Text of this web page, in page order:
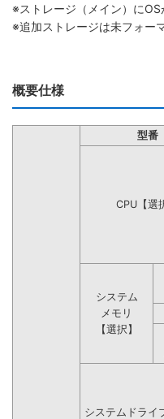
※ストレージ（メイン）に
※追加ストレージは未フォー
概要仕様
型番
CPU【選
システム
メモリ
【選択】
システムドライ